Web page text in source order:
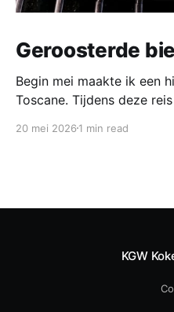
Geroosterde
Begin mei maakte ik een
Toscane. Tijdens deze
keuken. In een
20 mei 2026 1 min read
KGW